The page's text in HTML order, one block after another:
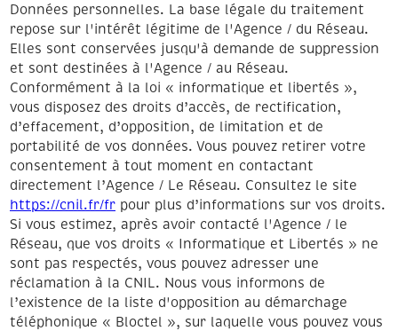
Données personnelles. La base légale du traitement
repose sur l'intérêt légitime de l'Agence / du Réseau.
Elles sont conservées jusqu'à demande de suppression
et sont destinées à l'Agence / au Réseau.
Conformément à la loi « informatique et libertés »,
vous disposez des droits d’accès, de rectification,
d’effacement, d’opposition, de limitation et de
portabilité de vos données. Vous pouvez retirer votre
consentement à tout moment en contactant
directement l’Agence / Le Réseau. Consultez le site
https://cnil.fr/fr pour plus d’informations sur vos droits.
Si vous estimez, après avoir contacté l'Agence / le
Réseau, que vos droits « Informatique et Libertés » ne
sont pas respectés, vous pouvez adresser une
réclamation à la CNIL. Nous vous informons de
l’existence de la liste d'opposition au démarchage
téléphonique « Bloctel », sur laquelle vous pouvez vous